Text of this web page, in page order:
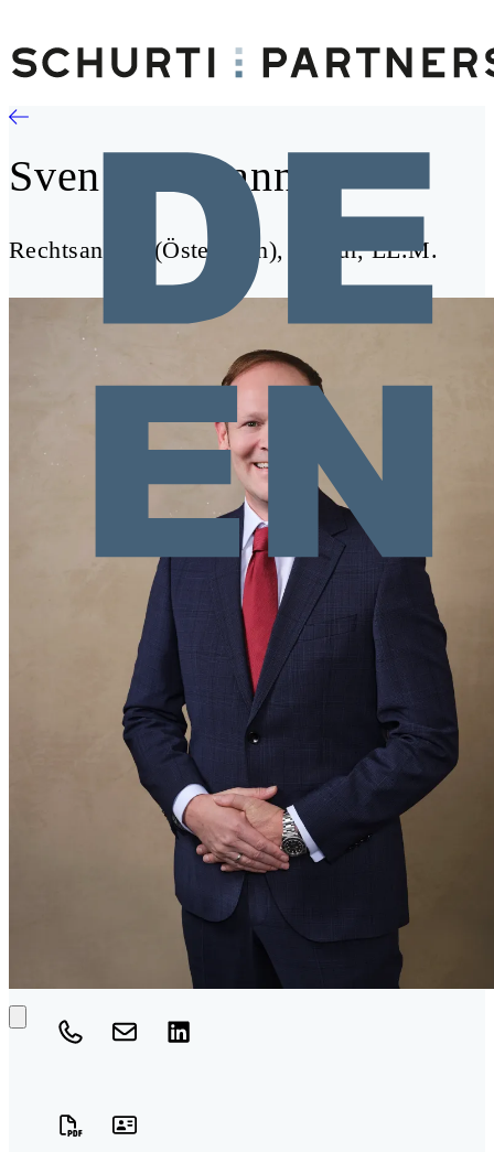
Sven Hollmann
Rechtsanwalt (Österreich), Dr. iur, LL.M.